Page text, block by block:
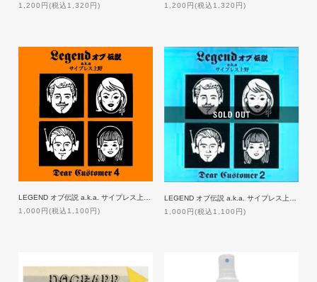
1,200円(税込1,320円) 1,200円(税込1,320円)
1,000円(税込1,100円)
LEGEND オブ伝説 a.k.a. サイプレス上野 / DEAR CUSTOMER 2
1,000円(税込1,100円)